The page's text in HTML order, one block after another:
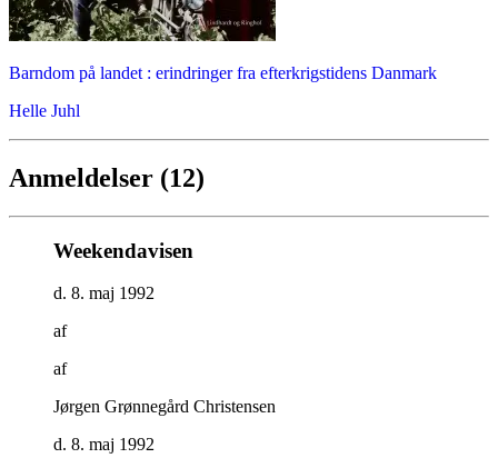
Barndom på landet : erindringer fra efterkrigstidens Danmark
Helle Juhl
Anmeldelser (12)
Weekendavisen
d. 8. maj 1992
af
af
Jørgen Grønnegård Christensen
d. 8. maj 1992